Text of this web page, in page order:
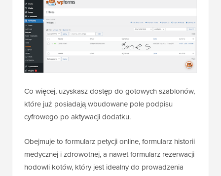
Co więcej, uzyskasz dostęp do gotowych szablonów,
które już posiadają wbudowane pole podpisu
cyfrowego po aktywacji dodatku.
Obejmuje to formularz petycji online, formularz historii
medycznej i zdrowotnej, a nawet formularz rezerwacji
hodowli kotów, który jest idealny do prowadzenia